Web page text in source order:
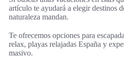
artículo te ayudará a elegir destinos
naturaleza mandan.
Te ofrecemos opciones para
relax, playas relajadas España y
masivo.